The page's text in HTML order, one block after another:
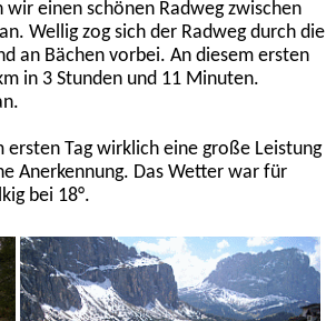
einen schönen Radweg zwischen
Wellig zog sich der Radweg durch die
an Bächen vorbei. An diesem ersten
in 3 Stunden und 11 Minuten.
Tag wirklich eine große Leistung
Anerkennung. Das Wetter war für
bei 18°.